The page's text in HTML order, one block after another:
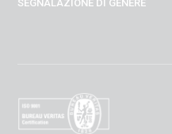
SEGNALAZIONE DI GENERE